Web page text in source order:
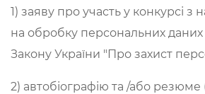
1) заяву про участь у конкурсі з
на обробку персональних даних
Закону України "Про захист
2) автобіографію та /або